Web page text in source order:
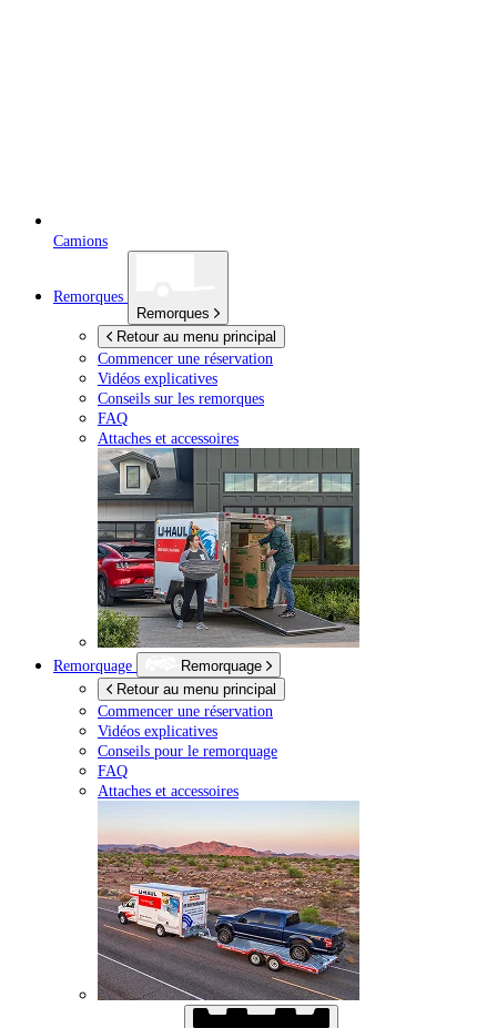
Camions
Remorques
Remorques
Retour au menu principal
Commencer une réservation
Vidéos explicatives
Conseils sur les remorques
FAQ
Attaches et accessoires
Remorquage
Remorquage
Retour au menu principal
Commencer une réservation
Vidéos explicatives
Conseils pour le remorquage
FAQ
Attaches et accessoires